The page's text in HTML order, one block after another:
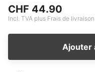
CHF 44.90
Incl. TVA plus Frais de livraison
Ajouter